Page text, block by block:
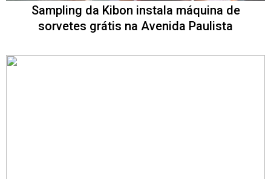
Sampling da Kibon instala máquina de
sorvetes grátis na Avenida Paulista